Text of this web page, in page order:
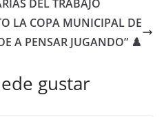
DEL TRABAJO
LA COPA MUNICIPAL DE
A PENSAR JUGANDO” ♟️
gustar